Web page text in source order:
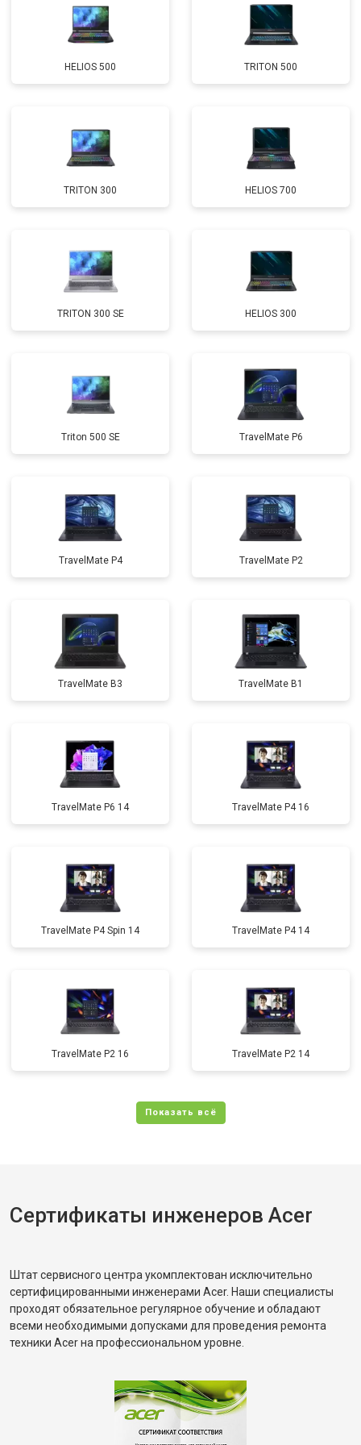
Замена Wi-Fi от 2200 ₽ Заказать
Ремонт цепи питания от 3500 ₽ Заказать
Замена USB порта от 2200 ₽ Заказать
Замена кулера от 2600 ₽ Заказать
Замена микрофона от 2600 ₽ Заказать
Замена оперативной памяти от 1100 ₽ Заказать
Замена северного моста от 3500 ₽ Заказать
Ремонт петель от 3990 ₽ Заказать
HELIOS 500 TRITON 500
TRITON 300 HELIOS 700
TRITON 300 SE HELIOS 300
Triton 500 SE TravelMate P6
TravelMate P4 TravelMate P2
TravelMate B3 TravelMate B1
TravelMate P6 14 TravelMate P4 16
TravelMate P4 Spin 14 TravelMate P4 14
TravelMate P2 16 TravelMate P2 14
Сертификаты инженеров Acer
Штат сервисного центра укомплектован исключительно
сертифицированными инженерами Acer. Наши специалисты
проходят обязательное регулярное обучение и обладают
всеми необходимыми допусками для проведения ремонта
техники Acer на профессиональном уровне.